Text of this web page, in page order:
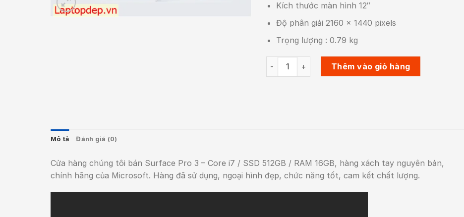
Kích thước màn hình 12″
Độ phân giải 2160 x 1440 pixels
Trọng lượng : 0.79 kg
Surface Pro 3 - Core i7 / SSD 512GB / RAM 16GB số lượng
Thêm vào giỏ hàng
Mô tả Đánh giá (0)
Cửa hàng chúng tôi bán Surface Pro 3 – Core i7 / SSD 512GB / RAM 16GB, hàng xách tay nguyên bản,
chính hãng của Microsoft. Hàng đã sử dụng, ngoại hình đẹp, chức năng tốt, cam kết chất lượng.